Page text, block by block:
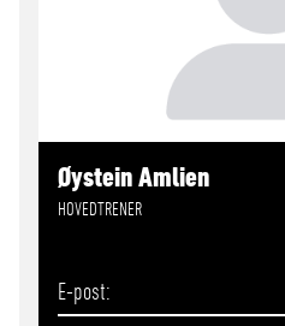
Øystein Amlien
HOVEDTRENER
E-post